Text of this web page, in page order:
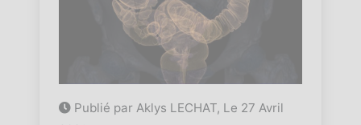
Publié par Aklys LECHAT, Le 27 Avril